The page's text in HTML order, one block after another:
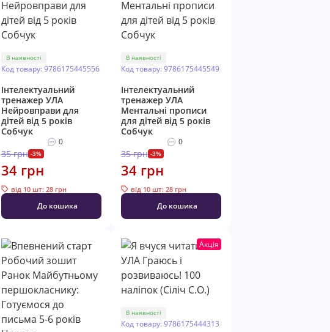
В наявності
Код товару: 9786175445556
Інтелектуальний
тренажер УЛА
Нейровправи для
дітей від 5 років
Собчук
0
35 грн -3%
34 грн
від 10 шт: 28 грн
До кошика
В наявності
Код товару: 9786175445549
Інтелектуальний
тренажер УЛА
Ментальні прописи
для дітей від 5 років
Собчук
0
35 грн -3%
34 грн
від 10 шт: 28 грн
До кошика
Акція
В наявності
Код товару: 9786175444313